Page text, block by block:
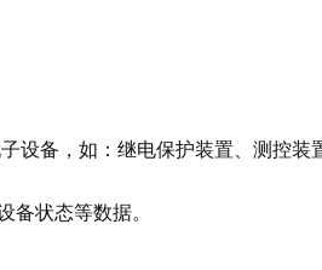
设备，如：继电保护装置、测控装
备状态等数据。